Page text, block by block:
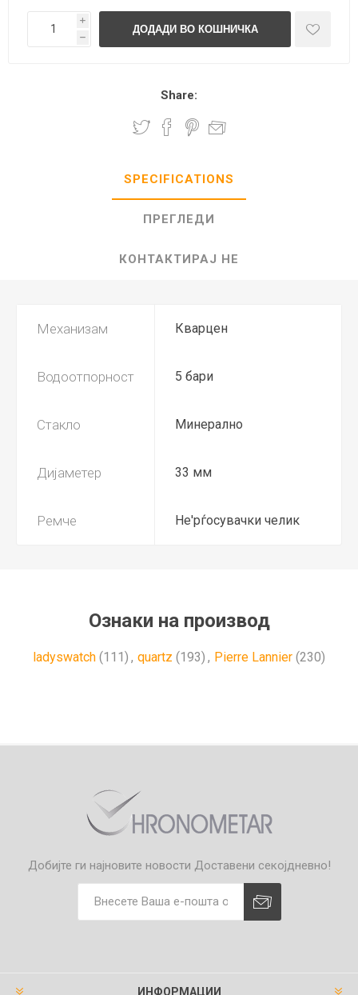
i
h
Share:
SPECIFICATIONS
ПРЕГЛЕДИ
КОНТАКТИРАЈ НЕ
Механизам Кварцен
Водоотпорност 5 бари
Стакло Минерално
Дијаметер 33 мм
Ремче Не'рѓосувачки челик
Ознаки на производ
ladyswatch (111) , quartz (193) , Pierre Lannier (230)
Добијте ги најновите новости Доставени секојдневно!
ИНФОРМАЦИИ